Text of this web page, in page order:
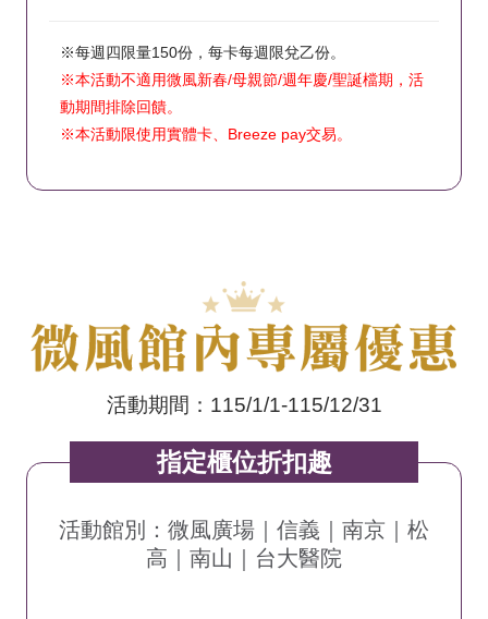
※每週四限量150份，每卡每週限兌乙份。
※本活動不適用微風新春/母親節/週年慶/聖誕檔期，活
動期間排除回饋。
※本活動限使用實體卡、Breeze pay交易。
活動期間：115/1/1-115/12/31
指定櫃位折扣趣
活動館別：微風廣場｜信義｜南京｜松
高｜南山｜台大醫院